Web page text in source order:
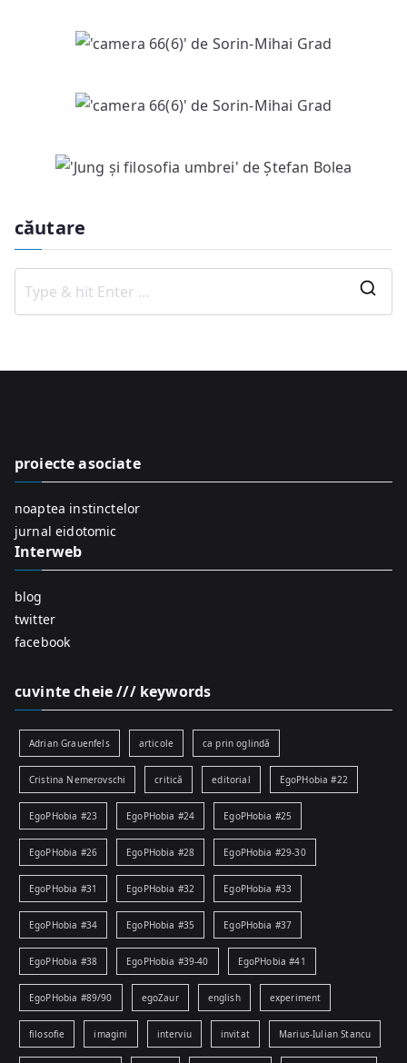
căutare
o
proiecte asociate
noaptea instinctelor
jurnal eidotomic
Interweb
blog
twitter
facebook
cuvinte cheie /// keywords
Adrian Grauenfels articole ca prin oglindă
Cristina Nemerovschi critică editorial EgoPHobia #22
EgoPHobia #23 EgoPHobia #24 EgoPHobia #25
EgoPHobia #26 EgoPHobia #28 EgoPHobia #29-30
EgoPHobia #31 EgoPHobia #32 EgoPHobia #33
EgoPHobia #34 EgoPHobia #35 EgoPHobia #37
EgoPHobia #38 EgoPHobia #39-40 EgoPHobia #41
EgoPHobia #89/90 egoZaur english experiment
filosofie imagini interviu invitat Marius-Iulian Stancu